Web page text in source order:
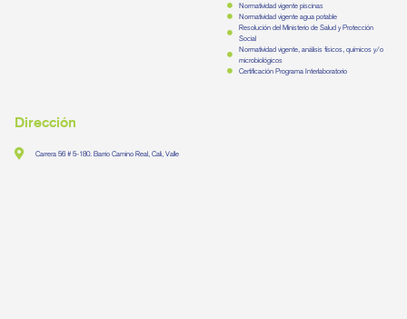
Normatividad vigente piscinas
Normatividad vigente agua potable
Resolución del Ministerio de Salud y Protección
Social
Normatividad vigente, análisis físicos, químicos y/o
microbiológicos
Certificación Programa Interlaboratorio
Dirección
Carrera 56 # 5-180. Barrio Camino Real, Cali, Valle